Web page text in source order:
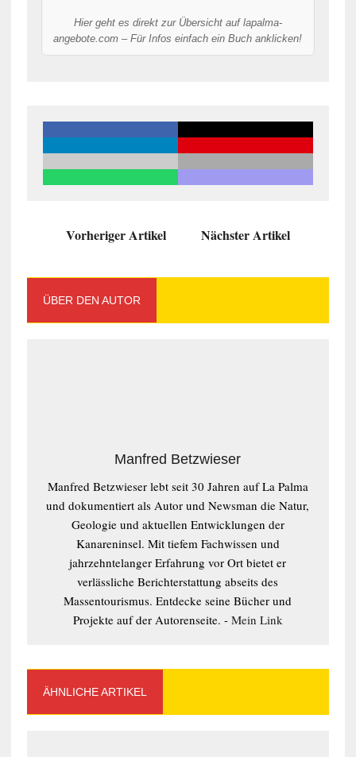
Hier geht es direkt zur Übersicht auf lapalma-
angebote.com – Für Infos einfach ein Buch anklicken!
Vorheriger Artikel Nächster Artikel
ÜBER DEN AUTOR
Manfred Betzwieser
Manfred Betzwieser lebt seit 30 Jahren auf La Palma
und dokumentiert als Autor und Newsman die Natur,
Geologie und aktuellen Entwicklungen der
Kanareninsel. Mit tiefem Fachwissen und
jahrzehntelanger Erfahrung vor Ort bietet er
verlässliche Berichterstattung abseits des
Massentourismus. Entdecke seine Bücher und
Projekte auf der Autorenseite. - Mein Link
ÄHNLICHE ARTIKEL